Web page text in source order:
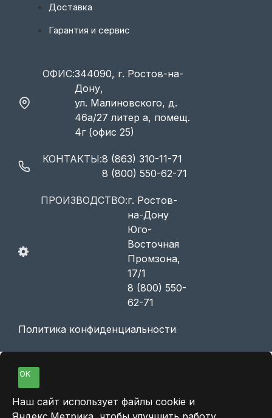
Доставка
Гарантия и сервис
ОФИС:344090, г. Ростов-на-
Дону,
ул. Малиновского, д.
46а/27 литер а, помещ.
4г (офис 25)
КОНТАКТЫ:8 (863) 310-11-71
8 (800) 550-62-71
ПРОИЗВОДСТВО:г. Ростов-
на-Дону
Юго-
Восточная
Промзона,
17/1
8 (800) 550-
62-71
Политика конфиденциальности
OK
Наш сайт использует файлы cookie и